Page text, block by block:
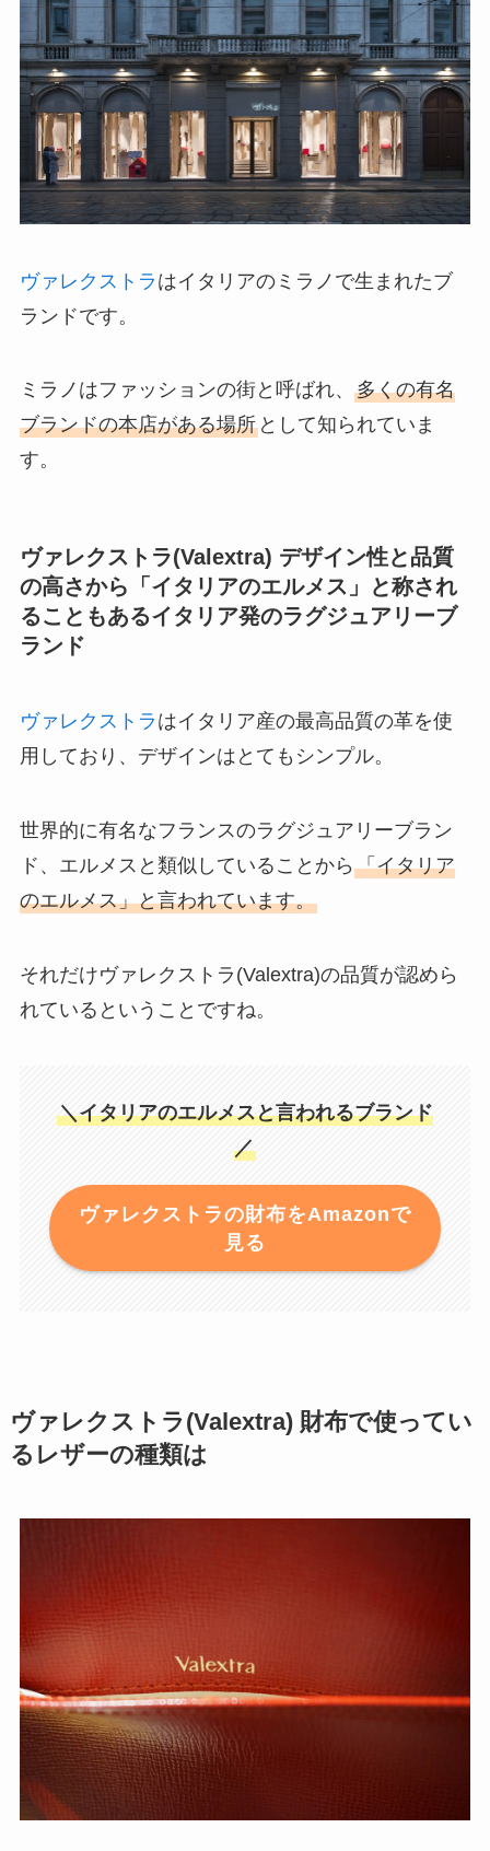
ヴァレクストラ はイタリアのミラノで生まれたブ
ランドです。
ミラノはファッションの街と呼ばれ、 多くの有名
ブランドの本店がある場所として知られていま
す。
ヴァレクストラ(Valextra) デザイン性と品質
の高さから「イタリアのエルメス」と称され
ることもあるイタリア発のラグジュアリーブ
ランド
ヴァレクストラ はイタリア産の最高品質の革を使
用しており、デザインはとてもシンプル。
世界的に有名なフランスのラグジュアリーブラン
ド、エルメスと類似していることから 「イタリア
のエルメス」と言われています。
それだけヴァレクストラ(Valextra)の品質が認めら
れているということですね。
＼イタリアのエルメスと言われるブランド
／
ヴァレクストラの財布をAmazonで
見る
ヴァレクストラ(Valextra) 財布で使ってい
るレザーの種類は